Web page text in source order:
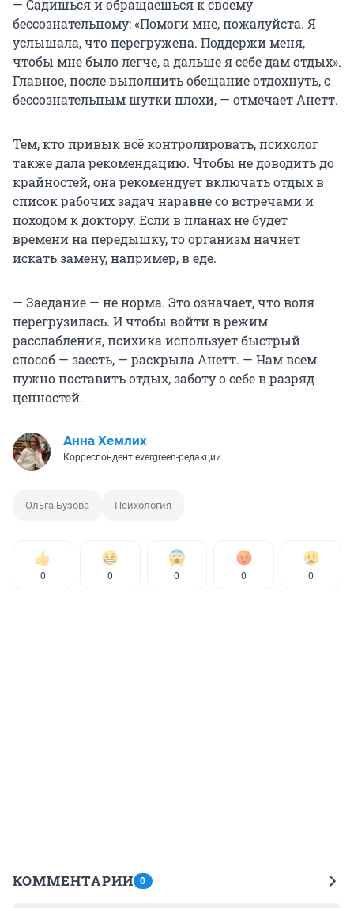
— Садишься и обращаешься к своему
бессознательному: «Помоги мне, пожалуйста. Я
услышала, что перегружена. Поддержи меня,
чтобы мне было легче, а дальше я себе дам отдых».
Главное, после выполнить обещание отдохнуть, с
бессознательным шутки плохи, — отмечает Анетт.
Тем, кто привык всё контролировать, психолог
также дала рекомендацию. Чтобы не доводить до
крайностей, она рекомендует включать отдых в
список рабочих задач наравне со встречами и
походом к доктору. Если в планах не будет
времени на передышку, то организм начнет
искать замену, например, в еде.
— Заедание — не норма. Это означает, что воля
перегрузилась. И чтобы войти в режим
расслабления, психика использует быстрый
способ — заесть, — раскрыла Анетт. — Нам всем
нужно поставить отдых, заботу о себе в разряд
ценностей.
Анна Хемлих
Корреспондент evergreen-редакции
Ольга Бузова Психология
0 0 0 0 0
КОММЕНТАРИИ 0